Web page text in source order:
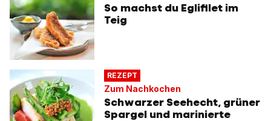
So machst du Eglifilet im
Teig
REZEPT
Zum Nachkochen
Schwarzer Seehecht, grüner
Spargel und marinierte